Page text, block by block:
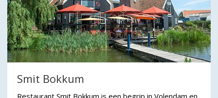
Smit Bokkum
Restaurant Smit Bokkum is een begrip in Volendam en